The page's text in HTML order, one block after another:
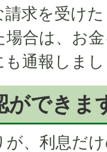
求を受け
場合は、お
通報しま
ができま
、利息だ